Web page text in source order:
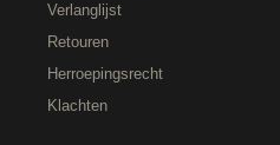
Verlanglijst
Retouren
Herroepingsrecht
Klachten